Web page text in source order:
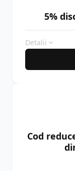
5%
Detalii
Cod